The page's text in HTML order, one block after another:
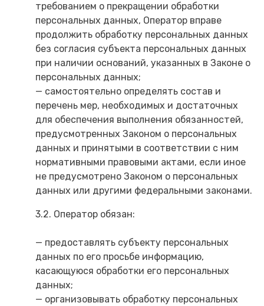
требованием о прекращении обработки
персональных данных, Оператор вправе
продолжить обработку персональных данных
без согласия субъекта персональных данных
при наличии оснований, указанных в Законе о
персональных данных;
— самостоятельно определять состав и
перечень мер, необходимых и достаточных
для обеспечения выполнения обязанностей,
предусмотренных Законом о персональных
данных и принятыми в соответствии с ним
нормативными правовыми актами, если иное
не предусмотрено Законом о персональных
данных или другими федеральными законами.
3.2. Оператор обязан:
— предоставлять субъекту персональных
данных по его просьбе информацию,
касающуюся обработки его персональных
данных;
— организовывать обработку персональных